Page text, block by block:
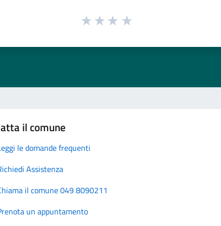
il comune
le domande frequenti
Assistenza
il comune 049 8090211
un appuntamento